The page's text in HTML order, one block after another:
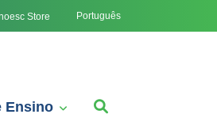
Store Português
Ensino